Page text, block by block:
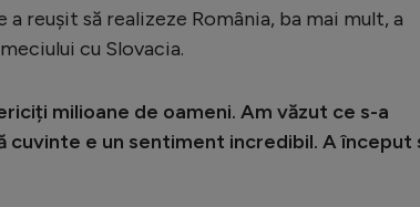
reușit să realizeze România, ba mai mult, a
cu Slovacia.
milioane de oameni. Am văzut ce s-a
cuvinte e un sentiment incredibil. A început